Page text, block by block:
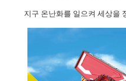
지구 온난화를 일으켜 세상을